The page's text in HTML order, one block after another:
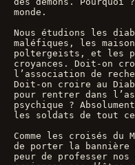
monde.
Nous étudions les
maléfiques, les
poltergeists, et les
croyances. Doit-on
l’association de
Doit-on croire au
pour rentrer dans
psychique ?
les soldats de tout
Comme les croisés du
de porter la bannière
peur de professer nos